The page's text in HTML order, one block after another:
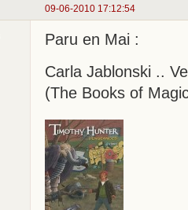
09-06-2010 17:12:54
Paru en Mai :
Carla Jablonski ..
(The Books of